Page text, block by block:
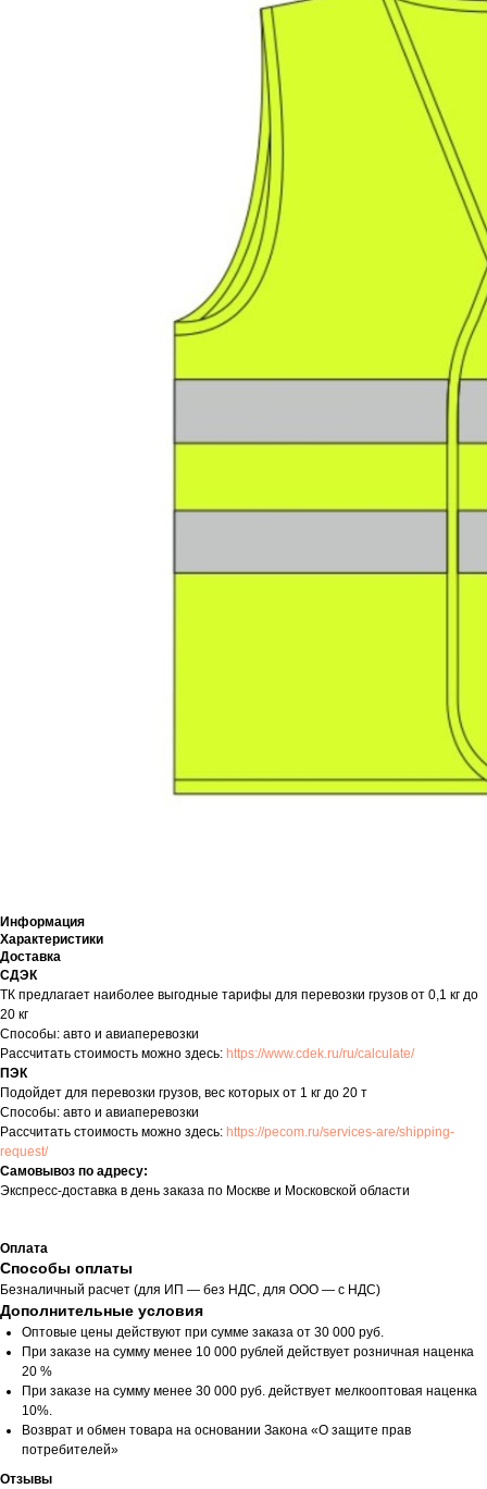
Информация
Характеристики
Доставка
СДЭК
ТК предлагает наиболее выгодные тарифы для перевозки грузов от 0,1 кг до
20 кг
Способы: авто и авиаперевозки
Рассчитать стоимость можно здесь: https://www.cdek.ru/ru/calculate/
ПЭК
Подойдет для перевозки грузов, вес которых от 1 кг до 20 т
Способы: авто и авиаперевозки
Рассчитать стоимость можно здесь: https://pecom.ru/services-are/shipping-
request/
Самовывоз по адресу:
Экспресс-доставка в день заказа по Москве и Московской области
Оплата
Способы оплаты
Безналичный расчет (для ИП — без НДС, для ООО — с НДС)
Дополнительные условия
Оптовые цены действуют при сумме заказа от 30 000 руб.
При заказе на сумму менее 10 000 рублей действует розничная наценка
20 %
При заказе на сумму менее 30 000 руб. действует мелкооптовая наценка
10%.
Возврат и обмен товара на основании Закона «О защите прав
потребителей»
Отзывы